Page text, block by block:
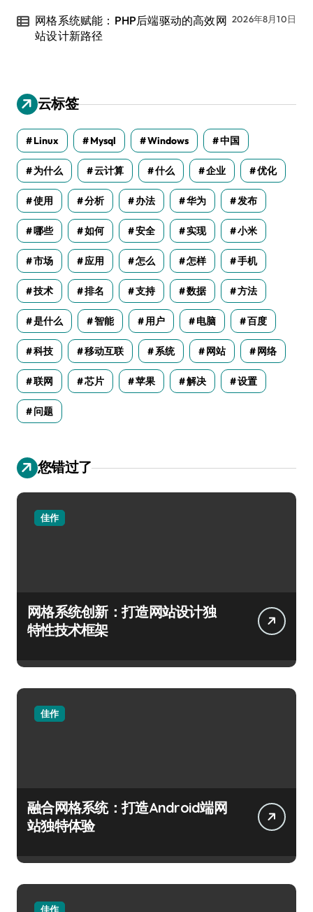
网格系统赋能：PHP后端驱动的高效网
站设计新路径
2026年8月10日
云标签
Linux Mysql Windows 中国
为什么 云计算 什么 企业 优化
使用 分析 办法 华为 发布
哪些 如何 安全 实现 小米
市场 应用 怎么 怎样 手机
技术 排名 支持 数据 方法
是什么 智能 用户 电脑 百度
科技 移动互联 系统 网站 网络
联网 芯片 苹果 解决 设置
问题
您错过了
佳作
网格系统创新：打造网站设计独
特性技术框架
佳作
融合网格系统：打造Android端网
站独特体验
佳作